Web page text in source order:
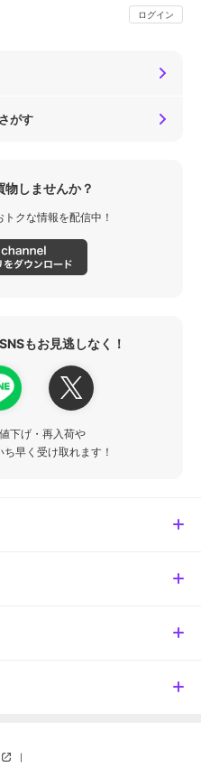
ログイン
がす
しませんか？
クな情報を配信中！
もお見逃しなく！
下げ・再入荷や
早く受け取れます！